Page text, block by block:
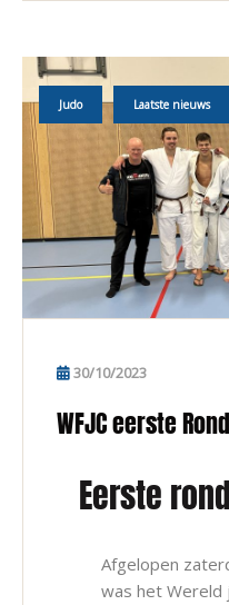
Judo Laatste nieuws
30/10/2023
WFJC eerste
Eerste
Afgelopen
was het Wereld